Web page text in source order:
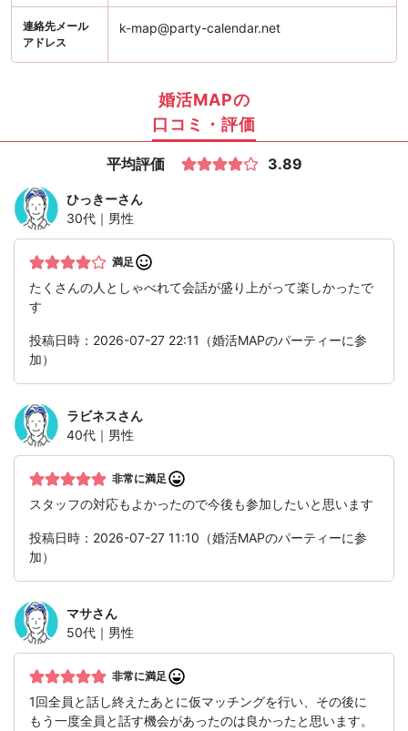
連絡先メール
アドレス
k-map@party-calendar.net
婚活MAPの
口コミ・評価
平均評価 3.89
ひっきーさん
30代｜男性
満足
たくさんの人としゃべれて会話が盛り上がって楽しかったで
す
投稿日時：2026-07-27 22:11（婚活MAPのパーティーに参
加）
ラビネスさん
40代｜男性
非常に満足
スタッフの対応もよかったので今後も参加したいと思います
投稿日時：2026-07-27 11:10（婚活MAPのパーティーに参
加）
マサさん
50代｜男性
非常に満足
1回全員と話し終えたあとに仮マッチングを行い、その後に
もう一度全員と話す機会があったのは良かったと思います。